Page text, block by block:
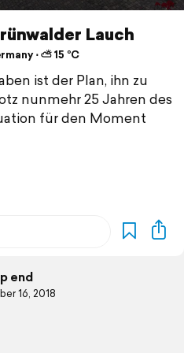
Lauch
⋅ ⛅ 15 °C
ist der Plan, ihn zu
nunmehr 25 Jahren des
für den Moment
end
16, 2018